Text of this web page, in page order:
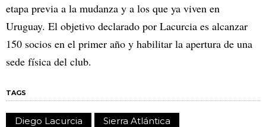
etapa previa a la mudanza y a los que ya viven en
Uruguay. El objetivo declarado por Lacurcia es alcanzar
150 socios en el primer año y habilitar la apertura de una
sede física del club.
TAGS
Diego Lacurcia Sierra Atlántica